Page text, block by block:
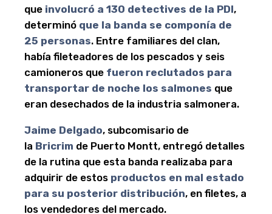
que involucró a 130 detectives de la PDI,
determinó que la banda se componía de
25 personas. Entre familiares del clan,
había fileteadores de los pescados y seis
camioneros que fueron reclutados para
transportar de noche los salmones que
eran desechados de la industria salmonera.
Jaime Delgado, subcomisario de
la Bricrim de Puerto Montt, entregó detalles
de la rutina que esta banda realizaba para
adquirir de estos productos en mal estado
para su posterior distribución, en filetes, a
los vendedores del mercado.